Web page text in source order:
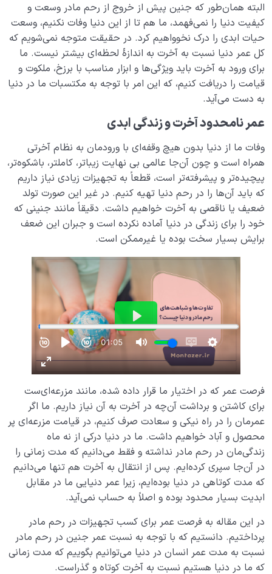
البته همان‌طور که جنین پیش از خروج از رحم مادر وسعت و
کیفیت دنیا را نمی‌فهمد، ما هم تا از این دنیا وفات نکنیم، وسعت
حیات ابدی را درک نخوواهیم کرد. در حقیقت متوجه نمی‌شویم که
کل عمر دنیا نسبت به آخرت به اندازۀ لحظه‌ای بیشتر نیست. ما
برای ورود به آخرت باید ویژگی‌ها و ابزار مناسب با برزخ، ملکوت و
قیامت را دریافت کنیم، که این امر با توجه به مکتسبات ما در دنیا
به دست می‌آید.
عمر نامحدود آخرت و زندگی ابدی
وفات ما از دنیا بدون هیچ وقفه‌ای با ورودمان به نظام آخرتی
همراه است و چون آن‌جا عالمی بی نهایت زیباتر، کاملتر، باشکوه‌تر،
پیچیده‌تر و پیشرفته‌تر است، قطعاً به تجهیزات زیادی نیاز داریم
که باید آن‌ها را در رحم دنیا تهیه کنیم. در غیر این صورت تولد
ضعیف یا ناقصی به آخرت خواهیم داشت. دقیقاً مانند جنینی که
خود را برای زندگی در دنیا آماده نکرده است و جبران این ضعف
برایش بسیار سخت بوده یا غیرممکن است.
فرصت عمر که در اختیار ما قرار داده شده، مانند مزرعه‌ای‌ست
برای کاشتن و برداشت آن‌چه در آخرت به آن نیاز داریم. ما اگر
عمرمان را در راه نیکی و سعادت صرف کنیم، در قیامت مزرعه‌ای پر
محصول و آباد خواهیم داشت. ما در دنیا درکی از نه ماه
زندگی‌مان در رحم مادر نداشته و فقط می‌دانیم که مدت زمانی را
در آن‌جا سپری کرده‌ایم. پس از انتقال به آخرت هم تنها می‌دانیم
که مدت کوتاهی در دنیا بوده‌ایم، زیرا عمر دنیایی ما در مقابل
ابدیت بسیار محدود بوده و اصلاً به حساب نمی‌آید.
در این مقاله به فرصت عمر برای کسب تجهیزات در رحم مادر
پرداختیم. دانستیم که با توجه به نسبت عمر جنین در رحم مادر
نسبت به مدت عمر انسان در دنیا می‌توانیم بگوییم که مدت زمانی
که ما در دنیا هستیم نسبت به آخرت کوتاه و گذراست.